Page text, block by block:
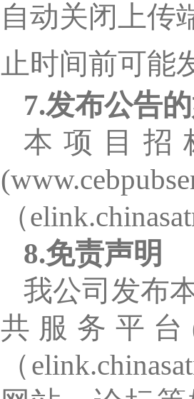
自动关闭上传
止时间前可能
7.发布公告
本项目招
（
8.免责声明
我公司发布
共服务平台
（